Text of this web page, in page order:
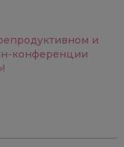
и
конференции